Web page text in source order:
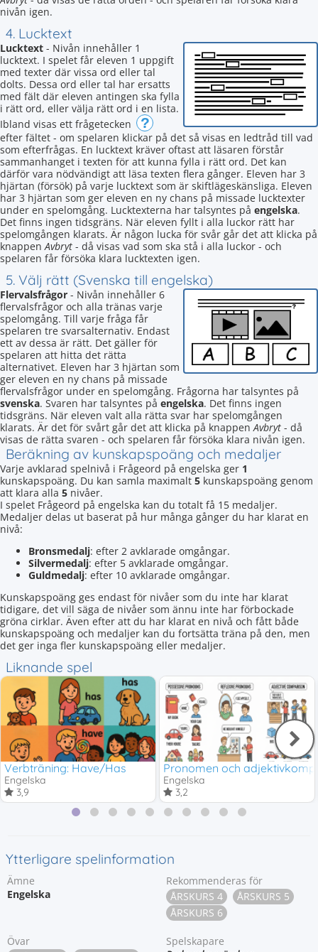
nivån igen.
4. Lucktext
Lucktext - Nivån innehåller 1
lucktext. I spelet får eleven 1 uppgift
med texter där vissa ord eller tal
dolts. Dessa ord eller tal har ersatts
med fält där eleven antingen ska fylla
i rätt ord, eller välja rätt ord i en lista.
Ibland visas ett frågetecken
?
efter fältet - om spelaren klickar på det så visas en ledtråd till vad
som efterfrågas. En lucktext kräver oftast att läsaren förstår
sammanhanget i texten för att kunna fylla i rätt ord. Det kan
därför vara nödvändigt att läsa texten flera gånger. Eleven har 3
hjärtan (försök) på varje lucktext som är skiftlägeskänsliga. Eleven
har 3 hjärtan som ger eleven en ny chans på missade lucktexter
under en spelomgång. Lucktexterna har talsyntes på engelska.
Det finns ingen tidsgräns. När eleven fyllt i alla luckor rätt har
spelomgången klarats. Är någon lucka för svår går det att klicka på
knappenAvbryt - då visas vad som ska stå i alla luckor - och
spelaren får försöka klara lucktexten igen.
5. Välj rätt (Svenska till engelska)
Flervalsfrågor - Nivån innehåller 6
flervalsfrågor och alla tränas varje
spelomgång. Till varje fråga får
spelaren tre svarsalternativ. Endast
ett av dessa är rätt. Det gäller för
spelaren att hitta det rätta
alternativet. Eleven har 3 hjärtan som
ger eleven en ny chans på missade
flervalsfrågor under en spelomgång. Frågorna har talsyntes på
svenska. Svaren har talsyntes på engelska. Det finns ingen
tidsgräns. När eleven valt alla rätta svar har spelomgången
klarats. Är det för svårt går det att klicka på knappenAvbryt - då
visas de rätta svaren - och spelaren får försöka klara nivån igen.
Beräkning av kunskapspoäng och medaljer
Varje avklarad spelnivå i Frågeord på engelska ger 1
kunskapspoäng. Du kan samla maximalt 5 kunskapspoäng genom
att klara alla 5 nivåer.
I spelet Frågeord på engelska kan du totalt få 15 medaljer.
Medaljer delas ut baserat på hur många gånger du har klarat en
nivå:
Bronsmedalj: efter 2 avklarade omgångar.
Silvermedalj: efter 5 avklarade omgångar.
Guldmedalj: efter 10 avklarade omgångar.
Kunskapspoäng ges endast för nivåer som du inte har klarat
tidigare, det vill säga de nivåer som ännu inte har förbockade
gröna cirklar. Även efter att du har klarat en nivå och fått både
kunskapspoäng och medaljer kan du fortsätta träna på den, men
det ger inga fler kunskapspoäng eller medaljer.
Liknande spel
Verbträning: Have/Has
Engelska
3,9
Pronomen och
Engelska
3,2
Ytterligare spelinformation
Ämne
Engelska
Rekommenderas för
ÅRSKURS 4
ÅRSKURS 5
ÅRSKURS 6
Övar
Spelskapare